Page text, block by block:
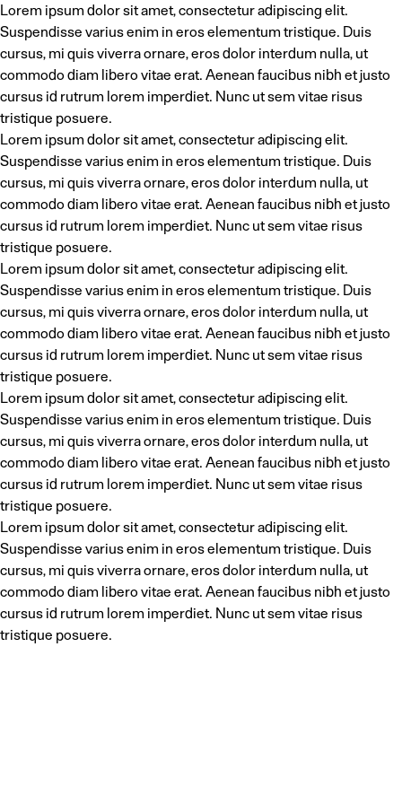
Lorem ipsum dolor sit amet, consectetur adipiscing elit.
Suspendisse varius enim in eros elementum tristique. Duis
cursus, mi quis viverra ornare, eros dolor interdum nulla, ut
commodo diam libero vitae erat. Aenean faucibus nibh et justo
cursus id rutrum lorem imperdiet. Nunc ut sem vitae risus
tristique posuere.
Lorem ipsum dolor sit amet, consectetur adipiscing elit.
Suspendisse varius enim in eros elementum tristique. Duis
cursus, mi quis viverra ornare, eros dolor interdum nulla, ut
commodo diam libero vitae erat. Aenean faucibus nibh et justo
cursus id rutrum lorem imperdiet. Nunc ut sem vitae risus
tristique posuere.
Lorem ipsum dolor sit amet, consectetur adipiscing elit.
Suspendisse varius enim in eros elementum tristique. Duis
cursus, mi quis viverra ornare, eros dolor interdum nulla, ut
commodo diam libero vitae erat. Aenean faucibus nibh et justo
cursus id rutrum lorem imperdiet. Nunc ut sem vitae risus
tristique posuere.
Lorem ipsum dolor sit amet, consectetur adipiscing elit.
Suspendisse varius enim in eros elementum tristique. Duis
cursus, mi quis viverra ornare, eros dolor interdum nulla, ut
commodo diam libero vitae erat. Aenean faucibus nibh et justo
cursus id rutrum lorem imperdiet. Nunc ut sem vitae risus
tristique posuere.
Lorem ipsum dolor sit amet, consectetur adipiscing elit.
Suspendisse varius enim in eros elementum tristique. Duis
cursus, mi quis viverra ornare, eros dolor interdum nulla, ut
commodo diam libero vitae erat. Aenean faucibus nibh et justo
cursus id rutrum lorem imperdiet. Nunc ut sem vitae risus
tristique posuere.